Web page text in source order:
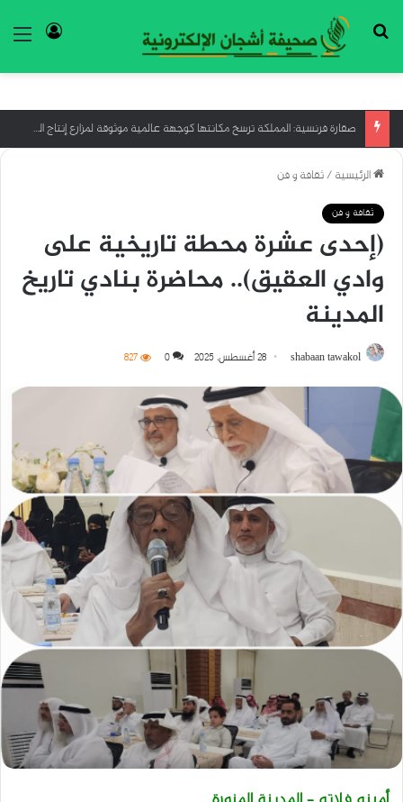
بحث عن
“قبائل الماساي” أكبر شاهد على السياحة المستدامة
الرئيسية/ثقافة و فن
ثقافة و فن
(إحدى عشرة محطة تاريخية على
وادي العقيق).. محاضرة بنادي تاريخ
المدينة
shabaan tawakol 28 أغسطس، 2025 0
827